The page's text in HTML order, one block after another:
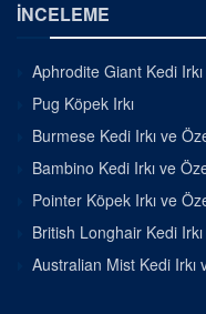
İNCELEME
Aphrodite Giant Kedi
Pug Köpek Irkı
Burmese Kedi Irkı ve
Bambino Kedi Irkı ve
Pointer Köpek Irkı ve
British Longhair Kedi
Australian Mist Kedi Irkı